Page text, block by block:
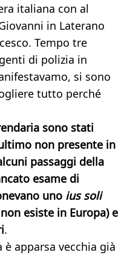
italiana con al
in Laterano
Tempo tre
di polizia in
si sono
tutto perché
sono stati
non presente in
passaggi della
esame di
uno ius soli
esiste in Europa) e
.
apparsa vecchia già